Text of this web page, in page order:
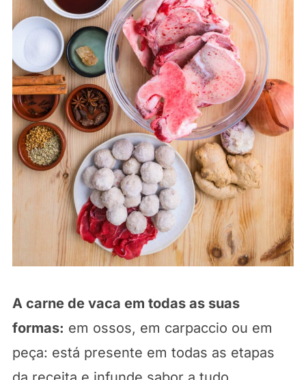
A carne de vaca em todas as suas
formas: em ossos, em carpaccio ou em
peça: está presente em todas as etapas